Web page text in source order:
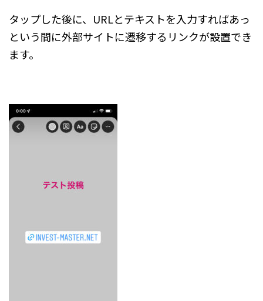
タップした後に、URLとテキストを入力すればあっ
という間に外部サイトに遷移するリンクが設置でき
ます。